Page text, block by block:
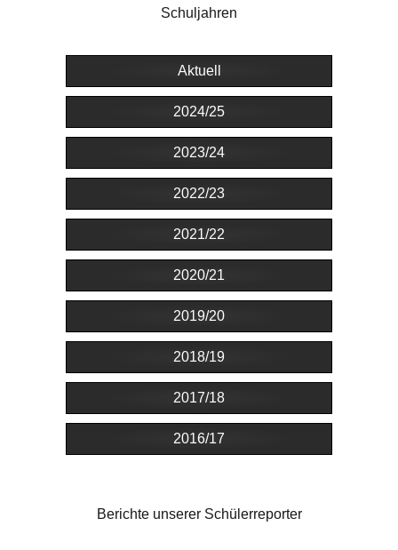
Schuljahren
Aktuell
2024/25
2023/24
2022/23
2021/22
2020/21
2019/20
2018/19
2017/18
2016/17
Berichte unserer Schülerreporter